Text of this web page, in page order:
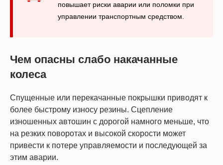
повышает риски аварии или поломки при
управлении транспортным средством.
Чем опасны слабо накачанные
колеса
Спущенные или перекачанные покрышки приводят к
более быстрому износу резины. Сцепление
изношенных автошин с дорогой намного меньше, что
на резких поворотах и высокой скорости может
привести к потере управляемости и последующей за
этим аварии.